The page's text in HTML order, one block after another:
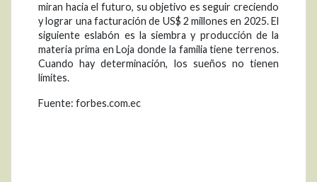
miran hacia el futuro, su objetivo es seguir creciendo
y lograr una facturación de US$ 2 millones en 2025. El
siguiente eslabón es la siembra y producción de la
materia prima en Loja donde la familia tiene terrenos.
Cuando hay determinación, los sueños no tienen
límites.
Fuente: forbes.com.ec